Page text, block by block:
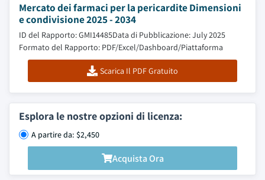
Mercato dei farmaci per la pericardite Dimensioni
e condivisione 2025 - 2034
ID del Rapporto: GMI14485Data di Pubblicazione: July 2025
Formato del Rapporto: PDF/Excel/Dashboard/Piattaforma
Scarica Il PDF Gratuito
Esplora le nostre opzioni di licenza:
A partire da: $2,450
Acquista Ora